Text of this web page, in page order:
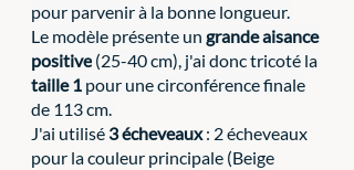
pour parvenir à la bonne longueur.
Le modèle présente un grande aisance
positive (25-40 cm), j'ai donc tricoté la
taille 1 pour une circonférence finale
de 113 cm.
J'ai utilisé 3 écheveaux : 2 écheveaux
pour la couleur principale (Beige